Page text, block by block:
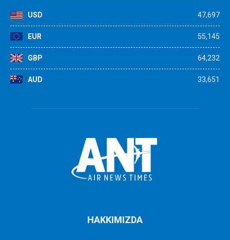
USD 47,697
EUR 55,145
GBP 64,232
AUD 33,651
HAKKIMIZDA